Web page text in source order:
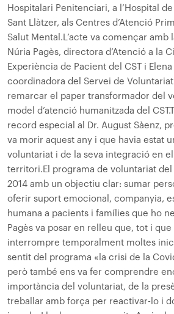
Hospitalari Penitenciari, a l’Hospital
Sant Llàtzer, als Centres d’Atenció
Salut Mental. L’acte va començar
Núria Pagès, directora d’Atenció a la
Experiència de Pacient del CST i
coordinadora del Servei de Voluntariat
remarcar el paper transformador del
model d’atenció humanitzada del CST.
record especial al Dr. August Sàenz,
va morir aquest any i que havia estat
voluntariat i de la seva integració en el
territori. El programa de voluntariat del
2014 amb un objectiu clar: sumar
oferir suport emocional, companyia,
humana a pacients i famílies que ho
Pagès va posar en relleu que, tot i que
interrompre temporalment moltes
sentit del programa «la crisi de la
però també ens va fer comprendre
importància del voluntariat, de la
treballar amb força per reactivar-lo i